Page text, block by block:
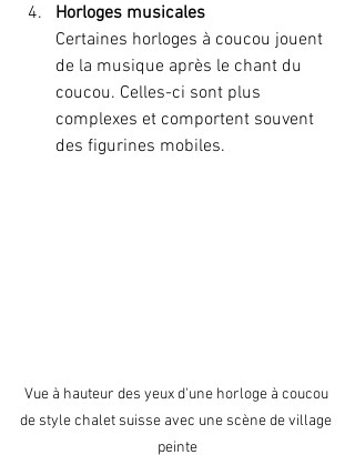
Horloges musicales
Certaines horloges à coucou jouent
de la musique après le chant du
coucou. Celles-ci sont plus
complexes et comportent souvent
des figurines mobiles.
Vue à hauteur des yeux d'une horloge à coucou
de style chalet suisse avec une scène de village
peinte